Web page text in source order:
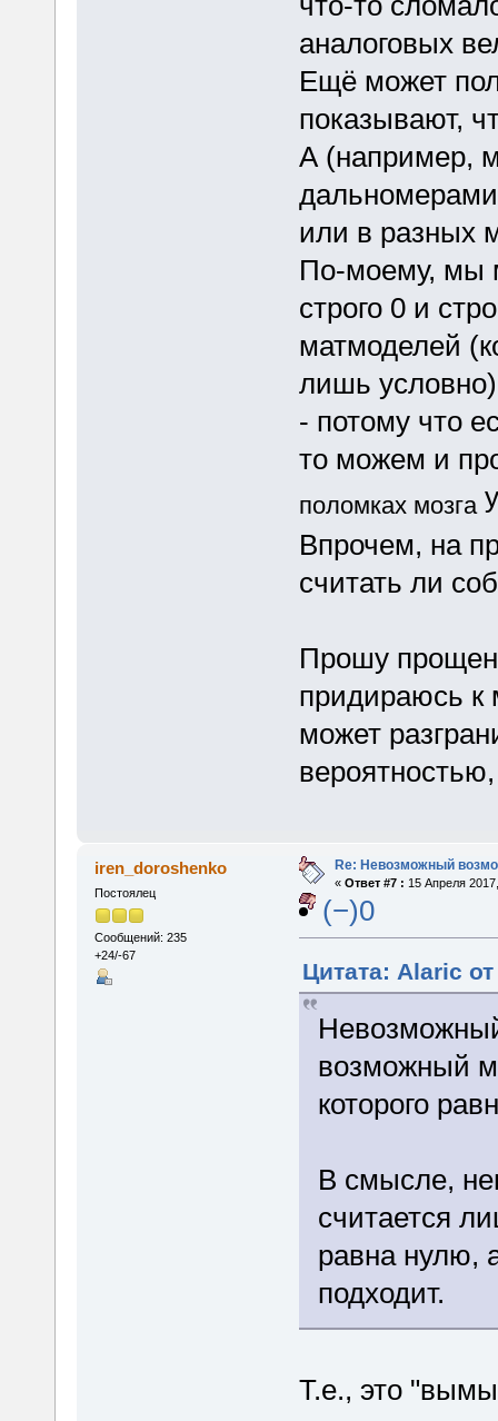
аналоговых
Ещё может
показывают,
А (например,
или в разных
По-моему, мы
строго 0 и
матмоделей
лишь
- потому что
то можем и
поломках мозга
Впрочем, на
считать ли
Прошу
придираюсь к
может
iren_doroshenko
Постоялец
Сообщений: 235
+24/-67
Re: Невозможный
« Ответ #7 : 15 Апреля
(−)0
Цитата: Alaric
возможный
которого
В смысле,
считается
равна нулю,
подходит.
Т.е., это